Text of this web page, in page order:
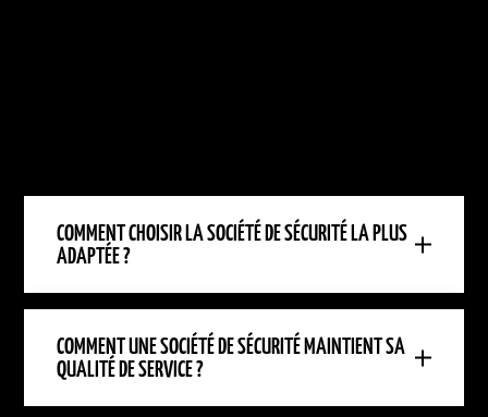
COMMENT CHOISIR LA SOCIÉTÉ DE SÉCURITÉ LA PLUS
ADAPTÉE ?
COMMENT UNE SOCIÉTÉ DE SÉCURITÉ MAINTIENT SA
QUALITÉ DE SERVICE ?